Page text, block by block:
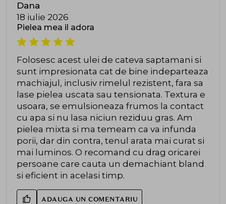
Dana
18 iulie 2026
Pielea mea il adora
Folosesc acest ulei de cateva saptamani si
sunt impresionata cat de bine indeparteaza
machiajul, inclusiv rimelul rezistent, fara sa
lase pielea uscata sau tensionata. Textura e
usoara, se emulsioneaza frumos la contact
cu apa si nu lasa niciun reziduu gras. Am
pielea mixta si ma temeam ca va infunda
porii, dar din contra, tenul arata mai curat si
mai luminos. O recomand cu drag oricarei
persoane care cauta un demachiant bland
si eficient in acelasi timp.
ADAUGA UN COMENTARIU